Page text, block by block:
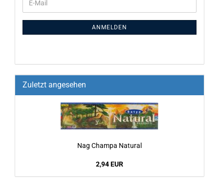
ANMELDEN
Zuletzt angesehen
Nag Cham­pa Na­tu­ral
2,94 EUR